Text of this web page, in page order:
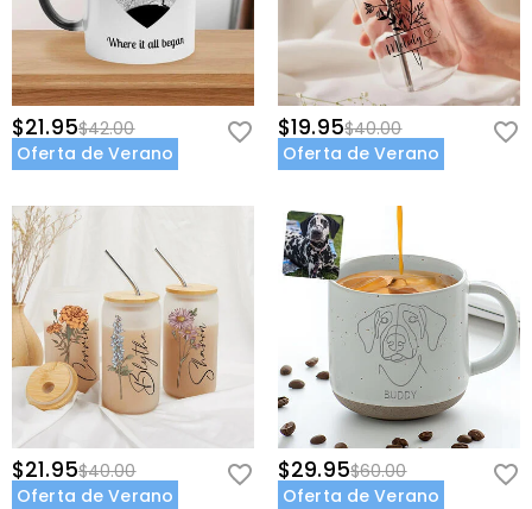
$21.95$42.00
Oferta de Verano
$19.95$40.00
Oferta de Verano
$21.95$40.00
Oferta de Verano
$29.95$60.00
Oferta de Verano